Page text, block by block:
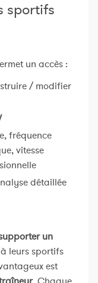
sportifs
un accès :
/ modifier
fréquence
vitesse
détaillée
un
à leurs sportifs
est